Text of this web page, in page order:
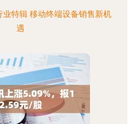
业特辑 移动终端设备销售新机
遇